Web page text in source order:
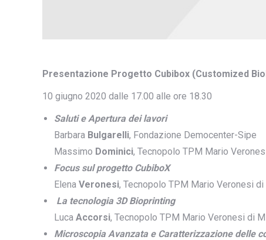
Presentazione Progetto Cubibox (Customized
10 giugno 2020 dalle 17.00 alle ore 18.30
Saluti e Apertura dei lavori
Barbara Bulgarelli, Fondazione Democenter-Sipe
Massimo Dominici, Tecnopolo TPM Mario
Focus sul progetto CubiboX
Elena Veronesi, Tecnopolo TPM Mario Veronesi
La tecnologia 3D Bioprinting
Luca Accorsi, Tecnopolo TPM Mario Veronesi di
Microscopia Avanzata e Caratterizzazione delle